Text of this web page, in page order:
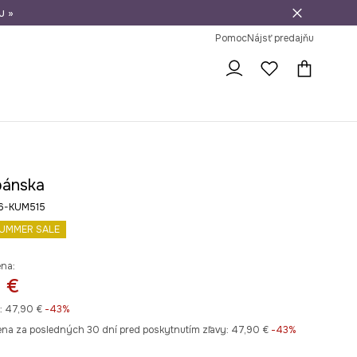
tovaru
»
PomocNájsť predajňu
KUM515
SALE
€
47,90 €-43%
za posledných 30 dní pred poskytnutím zľavy: 47,90 € -43%